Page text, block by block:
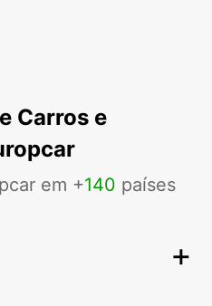
Carros e
em +140 países